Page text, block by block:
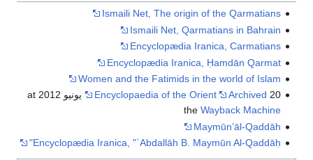
Ismaili Net, The origin of the Qarmatians
Ismaili Net, Qarmatians in Bahrain
Encyclopædia Iranica, Carmatians
Encyclopædia Iranica, Ḥamdān Qarmat
Women and the Fatimids in the world of Islam
Encyclopaedia of the Orient
Archived
20 يونيو 2012 at
theWayback Machine
Maymūn’āl-Qaddāh
Encyclopædia Iranica, "ʿAbdallāh B. Maymūn Al-Qaddāḥ"